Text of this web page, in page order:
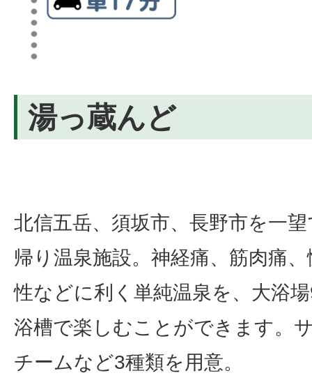
湯っ蔵んど
北信五岳、須坂市、長野市を一
帰り温泉施設。神経痛、筋肉痛
性などに利く単純温泉を、大浴
浴槽で楽しむことができます。
チームなど3種類を用意。